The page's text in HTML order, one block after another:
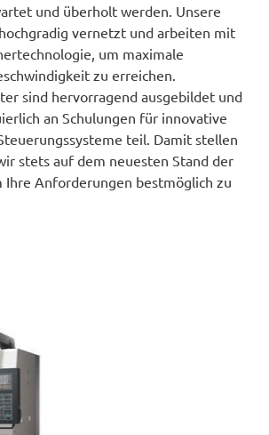
und überholt werden. Unsere
vernetzt und arbeiten mit
um maximale
zu erreichen.
sind hervorragend ausgebildet und
an Schulungen für innovative
teil. Damit stellen
stets auf dem neuesten Stand der
Ihre Anforderungen bestmöglich zu